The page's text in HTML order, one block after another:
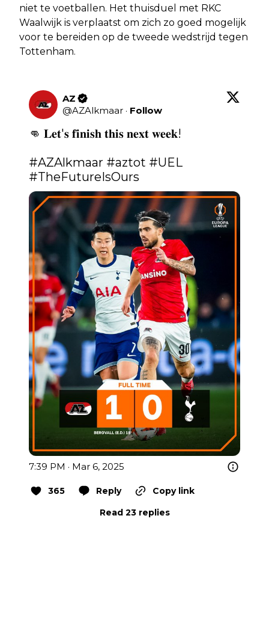
niet te voetballen. Het thuisduel met RKC
Waalwijk is verplaatst om zich zo goed mogelijk
voor te bereiden op de tweede wedstrijd tegen
Tottenham.
AZ
@AZAlkmaar · Follow
👊 𝐋𝐞𝐭'𝐬 𝐟𝐢𝐧𝐢𝐬𝐡 𝐭𝐡𝐢𝐬 𝐧𝐞𝐱𝐭 𝐰𝐞𝐞𝐤!
#AZAlkmaar #aztot #UEL
#TheFutureIsOurs
7:39 PM · Mar 6, 2025
365 Reply
Copy link
Read 23 replies